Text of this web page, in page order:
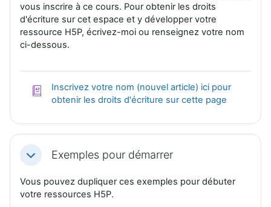
vous inscrire à ce cours. Pour obtenir les droits
d'écriture sur cet espace et y développer votre
ressource H5P, écrivez-moi ou renseignez votre nom
ci-dessous.
Inscrivez votre nom (nouvel article) ici pour
obtenir les droits d'écriture sur cette page
ReplierExemples pour démarrer
Vous pouvez dupliquer ces exemples pour débuter
votre ressources H5P.